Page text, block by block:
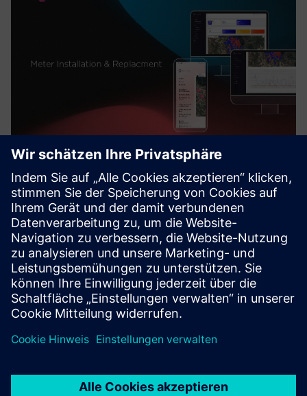
Balloon Works
Balloon Works bietet eine umfassende
Arbeitsauftragssoftware für Wasserversorger, um die
Installation und Wartung von Zählern effizient zu verwalten
und zu optimieren.
Mehr erfahren